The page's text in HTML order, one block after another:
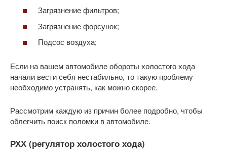
Загрязнение фильтров;
Загрязнение форсунок;
Подсос воздуха;
Если на вашем автомобиле обороты холостого хода
начали вести себя нестабильно, то такую проблему
необходимо устранять, как можно скорее.
Рассмотрим каждую из причин более подробно, чтобы
облегчить поиск поломки в автомобиле.
РХХ (регулятор холостого хода)